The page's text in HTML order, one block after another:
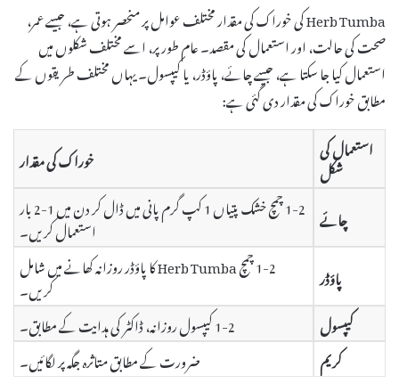
Herb Tumba کی خوراک کی مقدار مختلف عوامل پر منحصر ہوتی ہے، جیسے عمر،
صحت کی حالت، اور استعمال کی مقصد۔ عام طور پر، اسے مختلف شکلوں میں
استعمال کیا جا سکتا ہے، جیسے چائے، پاؤڈر، یا کیپسول۔ یہاں مختلف طریقوں کے
مطابق خوراک کی مقدار دی گئی ہے:
استعمال کی
شکل
خوراک کی مقدار
چائے
1-2 چمچ خشک پتیاں 1 کپ گرم پانی میں ڈال کر دن میں 1-2 بار
استعمال کریں۔
پاؤڈر
1-2 چمچ Herb Tumba کا پاؤڈر روزانہ کھانے میں شامل
کریں۔
کیپسول
1-2 کیپسول روزانہ، ڈاکٹر کی ہدایت کے مطابق۔
کریم
ضرورت کے مطابق متاثرہ جگہ پر لگائیں۔